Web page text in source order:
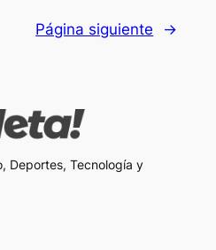
Página siguiente →
Deportes, Tecnología y